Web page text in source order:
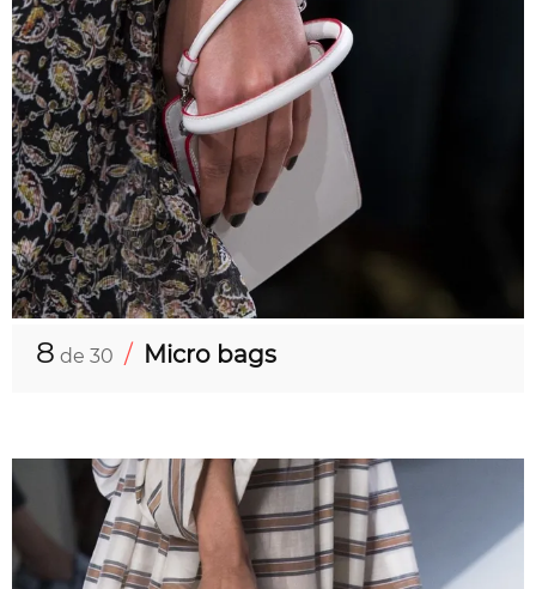
8 de 30 / Micro bags